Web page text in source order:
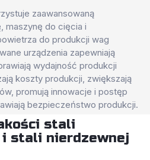
zaawansowaną
maszynę do cięcia i
do produkcji wag
urządzenia zapewniają
wydajność produkcji
koszty produkcji, zwiększają
promują innowacje i postęp
bezpieczeństwo produkcji.
stali
i stali nierdzewnej